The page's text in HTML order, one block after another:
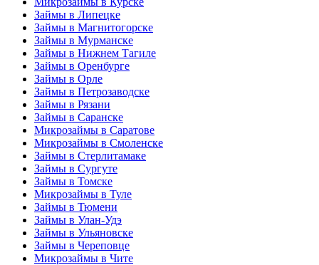
Займы в Липецке
Займы в Магнитогорске
Займы в Мурманске
Займы в Нижнем Тагиле
Займы в Оренбурге
Займы в Орле
Займы в Петрозаводске
Займы в Рязани
Займы в Саранске
Микрозаймы в Саратове
Микрозаймы в Смоленске
Займы в Стерлитамаке
Займы в Сургуте
Займы в Томске
Микрозаймы в Туле
Займы в Тюмени
Займы в Улан-Удэ
Займы в Ульяновске
Займы в Череповце
Микрозаймы в Чите